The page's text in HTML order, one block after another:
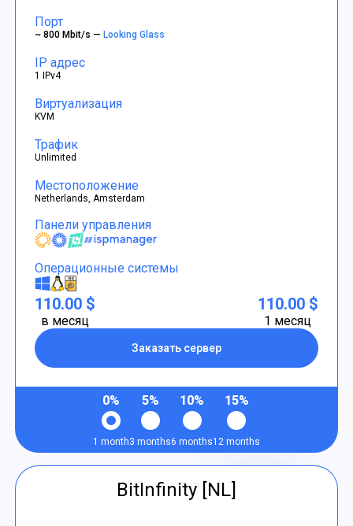
Порт
~ 800 Mbit/s —Looking Glass
IP адрес
1 IPv4
Виртуализация
KVM
Трафик
Unlimited
Местоположение
Netherlands, Amsterdam
Панели управления
Операционные системы
110.00 $
в месяц
Заказать сервер
110.00 $
1 месяц
0%
1 month
5%
3 months
10%
6 months
15%
12 months
BitInfinity [NL]